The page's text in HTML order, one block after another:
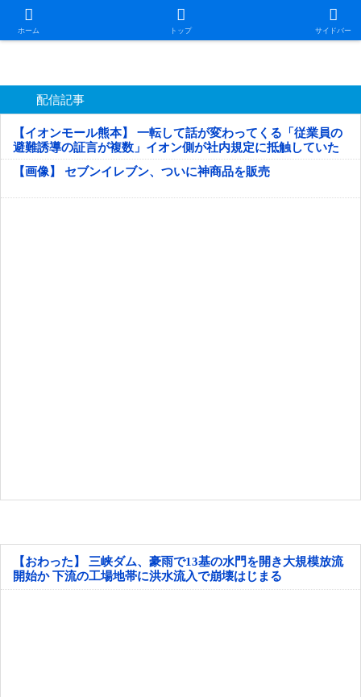
ホーム トップ サイドバー
日本第一！ニュース録
配信記事
【イオンモール熊本】 一転して話が変わってくる「従業員の
避難誘導の証言が複数」イオン側が社内規定に抵触していた
疑い
【画像】 セブンイレブン、ついに神商品を販売
【おわった】 三峡ダム、豪雨で13基の水門を開き大規模放流
開始か 下流の工場地帯に洪水流入で崩壊はじまる